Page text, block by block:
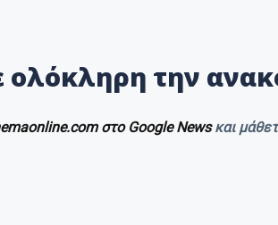
ολόκληρη την
στο Google Newsκαι